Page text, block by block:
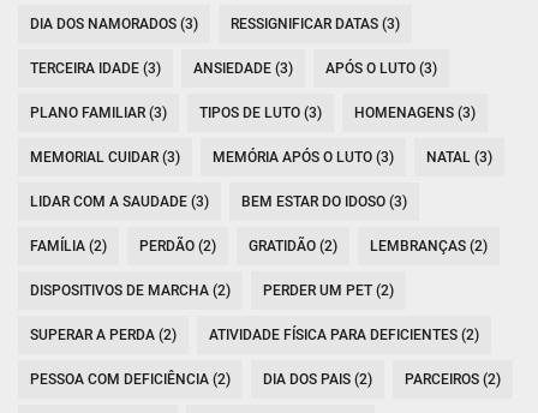
DIA DOS NAMORADOS (3) RESSIGNIFICAR DATAS (3)
TERCEIRA IDADE (3) ANSIEDADE (3) APÓS O LUTO (3)
PLANO FAMILIAR (3) TIPOS DE LUTO (3) HOMENAGENS (3)
MEMORIAL CUIDAR (3) MEMÓRIA APÓS O LUTO (3) NATAL (3)
LIDAR COM A SAUDADE (3) BEM ESTAR DO IDOSO (3)
FAMÍLIA (2) PERDÃO (2) GRATIDÃO (2) LEMBRANÇAS (2)
DISPOSITIVOS DE MARCHA (2) PERDER UM PET (2)
SUPERAR A PERDA (2) ATIVIDADE FÍSICA PARA DEFICIENTES (2)
PESSOA COM DEFICIÊNCIA (2) DIA DOS PAIS (2) PARCEIROS (2)